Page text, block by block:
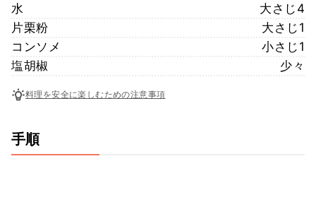
水
大さじ4
片栗粉
大さじ1
コンソメ
小さじ1
塩胡椒
少々
料理を安全に楽しむための注意事項
手順